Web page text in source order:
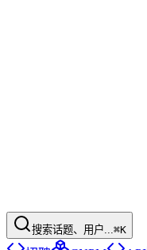
搜索话题、用户...⌘K